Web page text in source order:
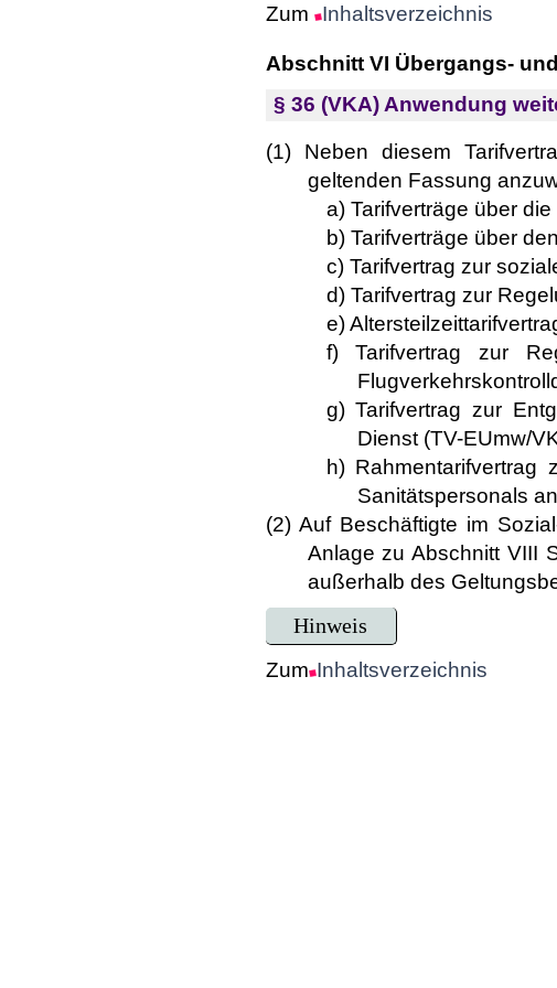
Zum Inhaltsverzeichnis
Abschnitt VI Übergangs-
§ 36 (VKA) Anwendung
(1) Neben diesem
geltenden Fassung
a) Tarifverträge über
b) Tarifverträge über
c) Tarifvertrag zur
d) Tarifvertrag zur
e)
f) Tarifvertrag zur
g) Tarifvertrag zur
Dienst (TV-EUmw/
h) Rahmentarifvertrag
Sanitätspersonals
(2) Auf Beschäftigte im
Anlage zu Abschnitt VIII
außerhalb des
Hinweis
Zum Inhaltsverzeichnis